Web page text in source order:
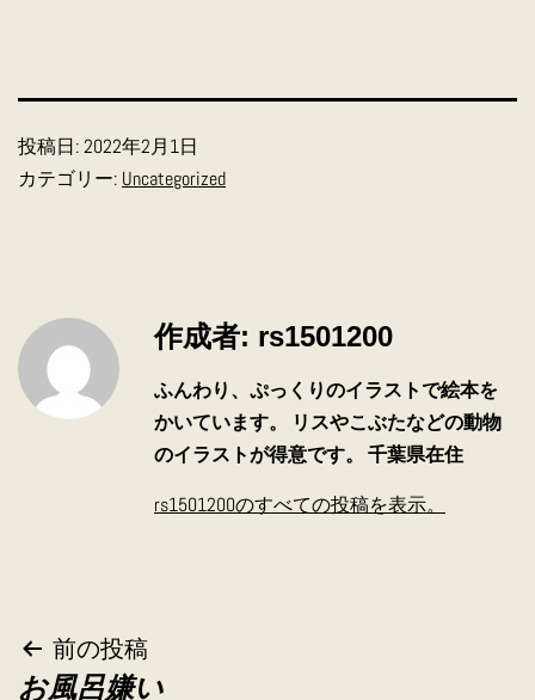
投稿日:2022年2月1日
カテゴリー: Uncategorized
作成者: rs1501200
ふんわり、ぷっくりのイラストで絵本を
かいています。 リスやこぶたなどの動物
のイラストが得意です。 千葉県在住
rs1501200のすべての投稿を表示。
投前の投稿
お風呂嫌い